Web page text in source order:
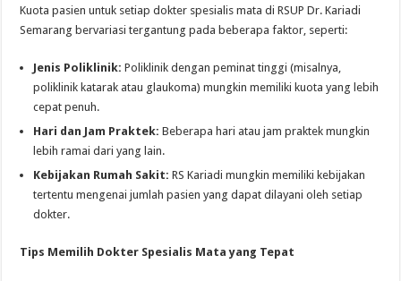
Kuota pasien untuk setiap dokter spesialis mata di RSUP Dr. Kariadi
Semarang bervariasi tergantung pada beberapa faktor, seperti:
Jenis Poliklinik: Poliklinik dengan peminat tinggi (misalnya,
poliklinik katarak atau glaukoma) mungkin memiliki kuota yang lebih
cepat penuh.
Hari dan Jam Praktek: Beberapa hari atau jam praktek mungkin
lebih ramai dari yang lain.
Kebijakan Rumah Sakit: RS Kariadi mungkin memiliki kebijakan
tertentu mengenai jumlah pasien yang dapat dilayani oleh setiap
dokter.
Tips Memilih Dokter Spesialis Mata yang Tepat